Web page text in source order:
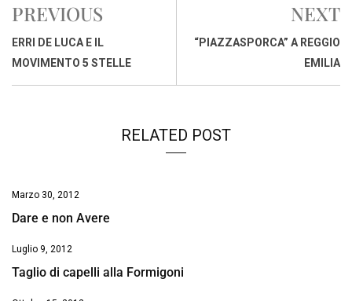
b
o
o
s
A
p
i
PREVIOUS
ERRI DE LUCA E IL
MOVIMENTO 5 STELLE
NEXT
“PIAZZASPORCA” A REGGIO
EMILIA
RELATED POST
Marzo 30, 2012
Dare e non Avere
Luglio 9, 2012
Taglio di capelli alla Formigoni